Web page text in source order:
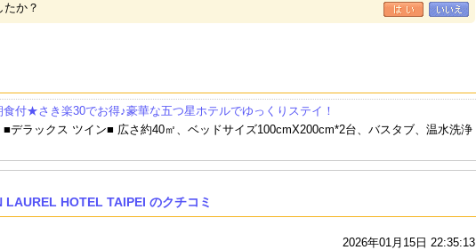
か？
食付★さき楽30でお得♪豪華な五つ星ホテルでゆっくりステイ！
■デラックス ツイン■ 広さ約40㎡、ベッドサイズ100cmX200cm*2台、バスタブ、温水洗浄
HOTEL TAIPEI のクチコミ
2026年01月15日 22:35:13